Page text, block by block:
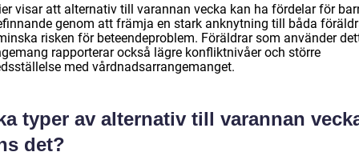
visar att alternativ till varannan vecka kan ha fördelar för
genom att främja en stark anknytning till båda
risken för beteendeproblem. Föräldrar som använder
rapporterar också lägre konfliktnivåer och större
med vårdnadsarrangemanget.
typer av alternativ till varannan
det?